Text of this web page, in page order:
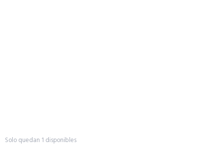
Solo quedan 1 disponibles